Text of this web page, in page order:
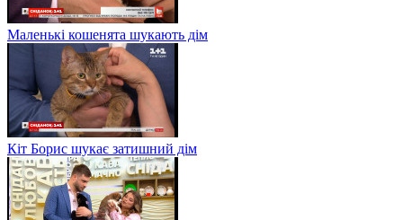
Маленькі кошенята шукають дім
Кіт Борис шукає затишний дім